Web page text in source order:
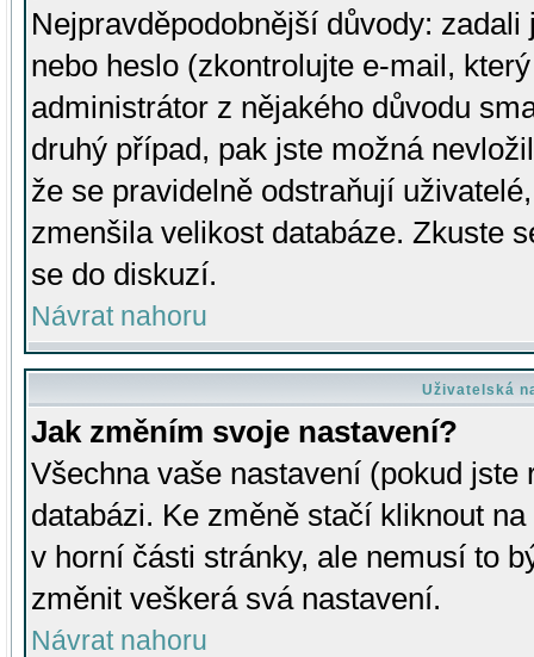
Nejpravděpodobnější důvody:
nebo heslo (zkontrolujte e-mail,
administrátor z nějakého důvodu
druhý případ, pak jste možná
že se pravidelně odstraňují
zmenšila velikost databáze. Zkuste
se do diskuzí.
Návrat nahoru
Uživatelská
Jak změním svoje nastavení?
Všechna vaše nastavení (pokud
databázi. Ke změně stačí kliknout
v horní části stránky, ale nemusí to
změnit veškerá svá nastavení.
Návrat nahoru